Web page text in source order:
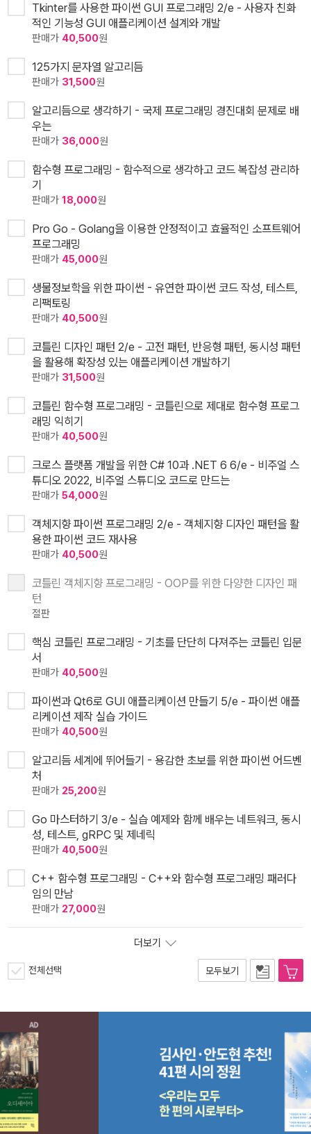
Tkinter를 사용한 파이썬 GUI 프로그래밍 2/e - 사용자 친화
적인 기능성 GUI 애플리케이션 설계와 개발
판매가 40,500원
125가지 문자열 알고리듬
판매가 31,500원
알고리듬으로 생각하기 - 국제 프로그래밍 경진대회 문제로 배
우는
판매가 36,000원
함수형 프로그래밍 - 함수적으로 생각하고 코드 복잡성 관리하
기
판매가 18,000원
Pro Go - Golang을 이용한 안정적이고 효율적인 소프트웨어
프로그래밍
판매가 45,000원
생물정보학을 위한 파이썬 - 유연한 파이썬 코드 작성, 테스트,
리팩토링
판매가 40,500원
코틀린 디자인 패턴 2/e - 고전 패턴, 반응형 패턴, 동시성 패턴
을 활용해 확장성 있는 애플리케이션 개발하기
판매가 31,500원
코틀린 함수형 프로그래밍 - 코틀린으로 제대로 함수형 프로그
래밍 익히기
판매가 40,500원
크로스 플랫폼 개발을 위한 C# 10과 .NET 6 6/e - 비주얼 스
튜디오 2022, 비주얼 스튜디오 코드로 만드는
판매가 54,000원
객체지향 파이썬 프로그래밍 2/e - 객체지향 디자인 패턴을 활
용한 파이썬 코드 재사용
판매가 40,500원
코틀린 객체지향 프로그래밍 - OOP를 위한 다양한 디자인 패
턴
절판
핵심 코틀린 프로그래밍 - 기초를 단단히 다져주는 코틀린 입문
서
판매가 40,500원
파이썬과 Qt6로 GUI 애플리케이션 만들기 5/e - 파이썬 애플
리케이션 제작 실습 가이드
판매가 40,500원
알고리듬 세계에 뛰어들기 - 용감한 초보를 위한 파이썬 어드벤
처
판매가 25,200원
Go 마스터하기 3/e - 실습 예제와 함께 배우는 네트워크, 동시
성, 테스트, gRPC 및 제네릭
판매가 40,500원
C++ 함수형 프로그래밍 - C++와 함수형 프로그래밍 패러다
임의 만남
판매가 27,000원
더보기
전체선택 모두보기